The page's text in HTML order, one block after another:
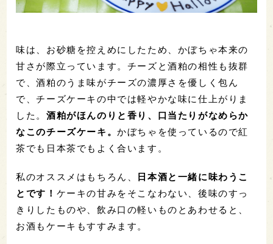
味は、お砂糖を控えめにしたため、かぼちゃ本来の
甘さが際立っています。チーズと酒粕の相性も抜群
で、酒粕のうま味がチーズの濃厚さを優しく包ん
で、チーズケーキの中では軽やかな味に仕上がりま
した。酒粕がほんのりと香り、口当たりがなめらか
なこのチーズケーキ。かぼちゃを使っているので紅
茶でも日本茶でもよく合います。
私のオススメはもちろん、
日本酒と一緒に味わうこ
とです！ ケーキの甘みをそこなわない、後味のすっ
きりしたものや、飲み口の軽いものとあわせると、
お酒もケーキもすすみます。